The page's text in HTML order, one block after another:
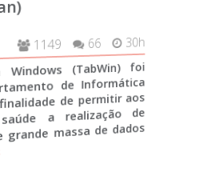
30h
66
1149
(TabWin) foi
de Informática
de permitir aos
a realização de
massa de dados